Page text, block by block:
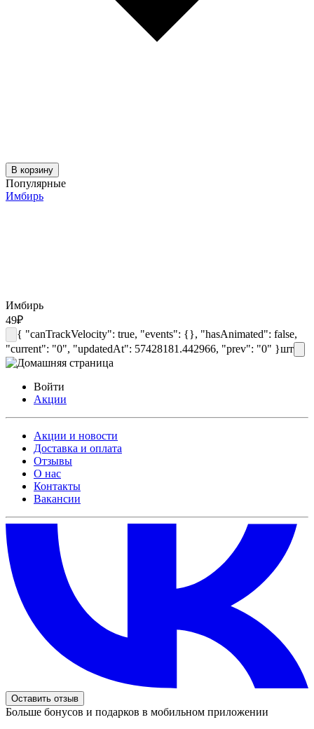
В корзину
Популярные
Имбирь
Имбирь
49₽
{ "canTrackVelocity": true, "events": {}, "hasAnimated": false,
"current": "0", "updatedAt": 57428181.442966, "prev": "0" }шт
Войти
Акции
Акции и новости
Доставка и оплата
Отзывы
О нас
Контакты
Вакансии
Оставить отзыв
Больше бонусов и подарков в мобильном приложении